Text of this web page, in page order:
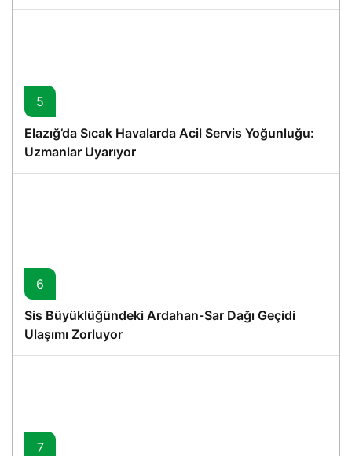
5
Elazığ’da Sıcak Havalarda Acil Servis Yoğunluğu:
Uzmanlar Uyarıyor
6
Sis Büyüklüğündeki Ardahan-Sar Dağı Geçidi
Ulaşımı Zorluyor
7